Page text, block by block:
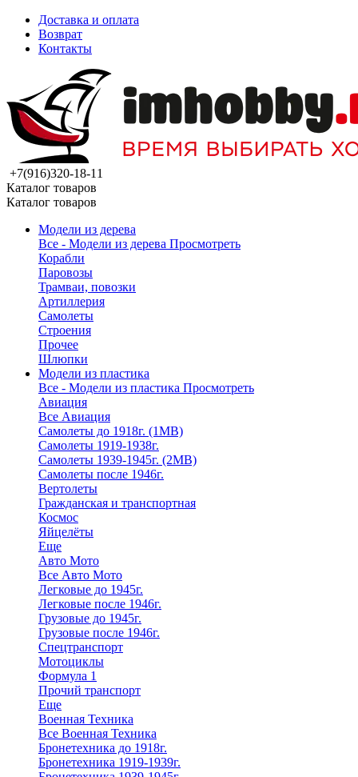
Доставка и оплата
Возврат
Контакты
+7(916)320-18-11
Каталог товаров
Каталог товаров
Модели из дерева
Все - Модели из дерева Просмотреть
Корабли
Паровозы
Трамваи, повозки
Артиллерия
Самолеты
Строения
Прочее
Шлюпки
Модели из пластика
Все - Модели из пластика Просмотреть
Авиация
Все Авиация
Самолеты до 1918г. (1МВ)
Самолеты 1919-1938г.
Самолеты 1939-1945г. (2МВ)
Самолеты после 1946г.
Вертолеты
Гражданская и транспортная
Космос
Яйцелёты
Еще
Авто Мото
Все Авто Мото
Легковые до 1945г.
Легковые после 1946г.
Грузовые до 1945г.
Грузовые после 1946г.
Спецтранспорт
Мотоциклы
Формула 1
Прочий транспорт
Еще
Военная Техника
Все Военная Техника
Бронетехника до 1918г.
Бронетехника 1919-1939г.